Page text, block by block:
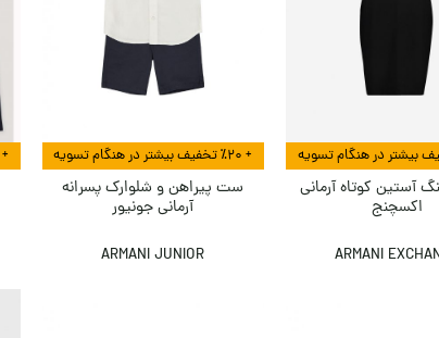
آستین کوتاه آرمانی
اکسچنج
ARMANI
+ ٪۲۰ تخفیف بیشتر در هنگام تسویه
ست پیراهن و شلوارک پسرانه
آرمانی جونیور
ARMANI JUNIOR
+ ٪۲۰ تخفیف بیشتر در هنگام تسویه